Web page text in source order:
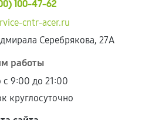
100-47-62
cntr-acer.ru
Серебрякова, 27А
работы
с 9:00 до 21:00
круглосуточно